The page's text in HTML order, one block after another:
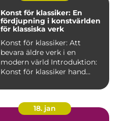
Konst för klassiker: En
fördjupning i konstvärlden
för klassiska verk
Konst för klassiker: Att
bevara äldre verk i en
modern värld Introduktion:
Konst för klassiker hand...
18. jan